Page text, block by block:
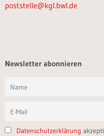
poststelle@kgl.bwl.de
Newsletter abonnieren
Datenschutzerklärung